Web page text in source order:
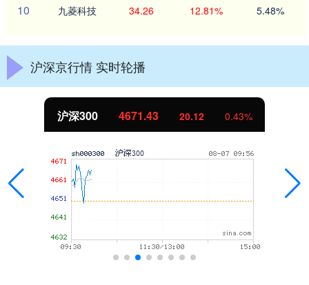
10 九菱科技 34.26 12.81% 5.48%
沪深京行情 实时轮播
沪深300 4671.43 20.12 0.43%